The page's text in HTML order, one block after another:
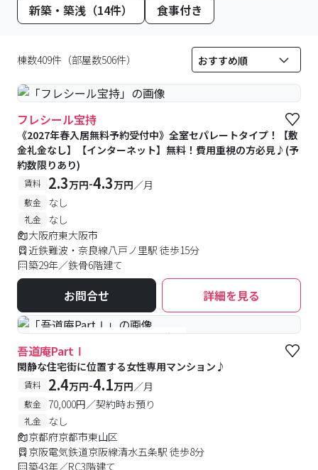
新築・築浅（14件） 食事付き
棟数409件（部屋数506件）
フレシール宝持
《2027年春入居無料予約受付中》全室セパレートタイプ！【敷
金礼金なし】【インターネット】無料！費用重視の方必見♪(予
約数限りあり)
賃料 2.3万円-4.3万円／月
敷金 なし
礼金
なし
大阪府東大阪市
近鉄難波・奈良線八戸ノ里駅 徒歩15分
築29年／鉄骨6階建て
お問合せ 詳細を見る
#女性専用 #予約受付中 #空室待ち
吾道庵PartⅠ
閑静な住宅街に位置する女性専用マンション♪
賃料 2.4万円-4.1万円／月
敷金 70,000円／契約時お預り
礼金
なし
京都府京都市東山区
京阪電気鉄道京阪線清水五条駅 徒歩8分
築43年／RC3階建て